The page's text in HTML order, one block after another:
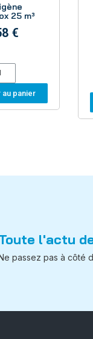
25 m³
€
au panier
l'actu
passez pas à côté